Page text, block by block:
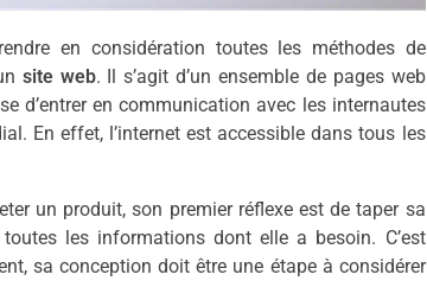
en considération toutes les méthodes de
site web. Il s’agit d’un ensemble de pages web
d’entrer en communication avec les internautes
En effet, l’internet est accessible dans tous les
un produit, son premier réflexe est de taper sa
les informations dont elle a besoin. C’est
sa conception doit être une étape à considérer